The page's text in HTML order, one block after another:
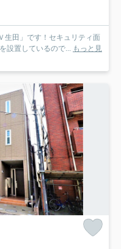
生田」です！セキュリティ面
設置しているので...
もっと見